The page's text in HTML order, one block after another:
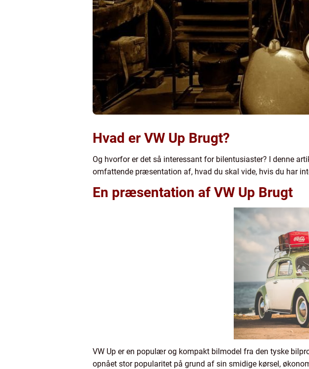
Hvad er VW Up Brugt?
Og hvorfor er det så interessant for bilentusiaster? I denne
omfattende præsentation af, hvad du skal vide, hvis du har
En præsentation af VW Up Brugt
VW Up er en populær og kompakt bilmodel fra den tyske
opnået stor popularitet på grund af sin smidige kørsel,